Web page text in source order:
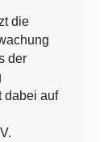
die
der
dabei auf